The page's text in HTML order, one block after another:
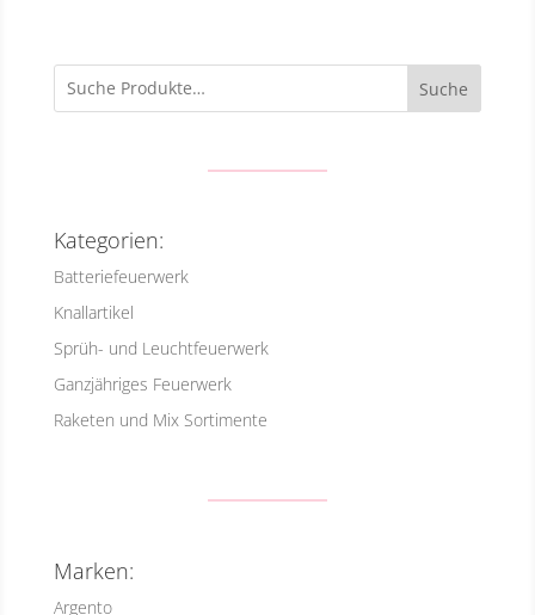
Suche
Kategorien:
Batteriefeuerwerk
Knallartikel
Sprüh- und Leuchtfeuerwerk
Ganzjähriges Feuerwerk
Raketen und Mix Sortimente
Marken:
Argento